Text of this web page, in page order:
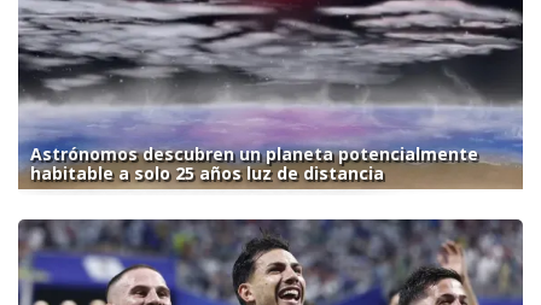
Astrónomos descubren un planeta potencialmente
habitable a solo 25 años luz de distancia